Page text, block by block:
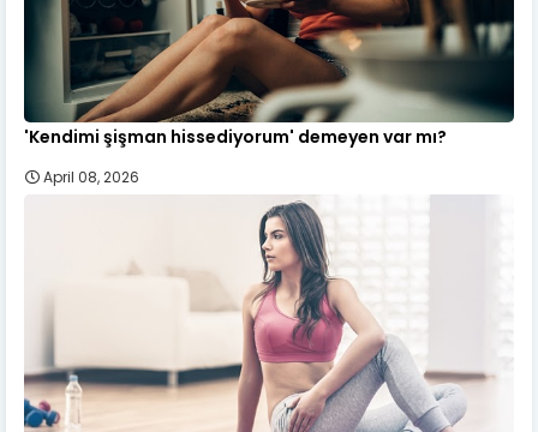
'Kendimi şişman hissediyorum' demeyen var mı?
April 08, 2026